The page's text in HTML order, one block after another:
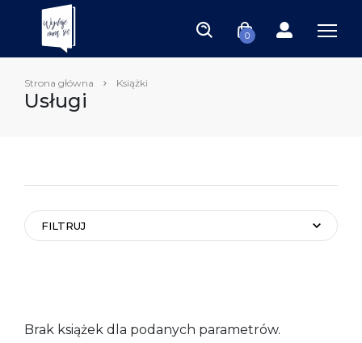
0
Strona główna Książki
Usługi
FILTRUJ
Brak książek dla podanych parametrów.